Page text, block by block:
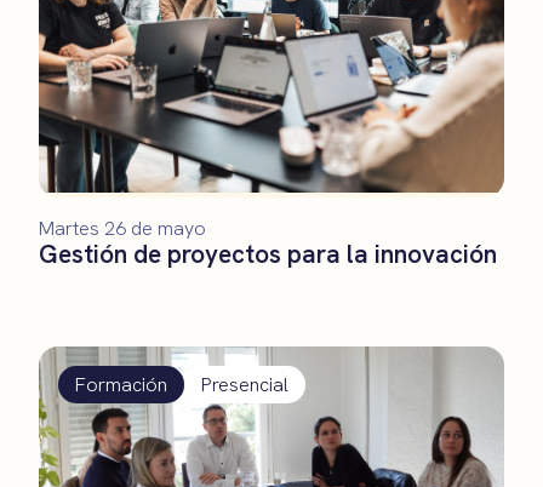
Gestión de proyectos para la innovación
Martes 26 de mayo
Formación Presencial